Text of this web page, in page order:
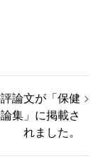
論文が「保健
集」に掲載さ
れました。